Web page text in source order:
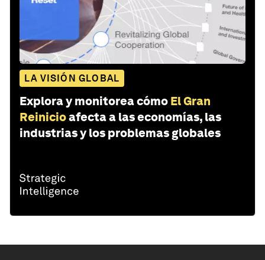
LA VISIÓN GLOBAL
Explora y monitorea cómo El Gran
Reinicioafecta a las economías, las
industrias y los problemas globales